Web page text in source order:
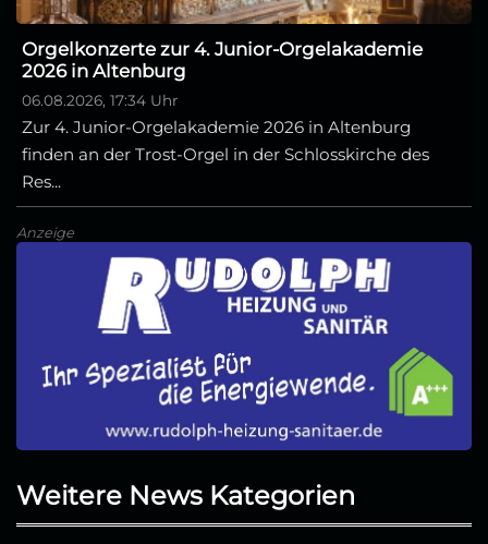
Orgelkonzerte zur 4. Junior-Orgelakademie
2026 in Altenburg
06.08.2026, 17:34 Uhr
Zur 4. Junior-Orgelakademie 2026 in Altenburg
finden an der Trost-Orgel in der Schlosskirche des
Res...
Anzeige
Weitere News Kategorien